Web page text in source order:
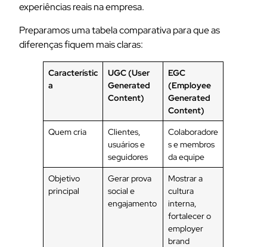
experiências reais na empresa.
Preparamos uma tabela comparativa para que as
diferenças fiquem mais claras:
Característic
a
UGC (User
Generated
Content)
EGC
(Employee
Generated
Content)
Quem cria
Clientes,
usuários e
seguidores
Colaboradore
s e membros
da equipe
Objetivo
principal
Gerar prova
social e
engajamento
Mostrar a
cultura
interna,
fortalecer o
employer
brand